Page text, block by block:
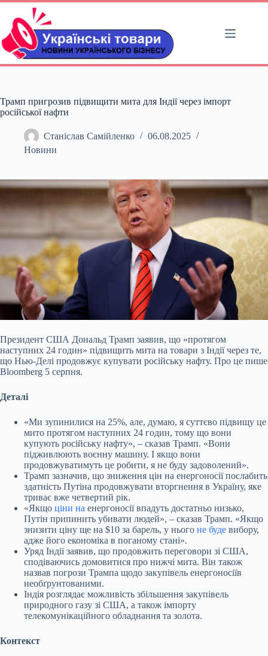
Перейти
вмісту
Трамп пригрозив підвищити мита для Індії через імпорт
російської нафти
Станіслав Самійленко
06.08.2025
Новини
Президент США Дональд Трамп заявив, що «протягом
наступних 24 годин» підвищить мита на товари з Індії через те,
що Нью-Делі продовжує купувати російську нафту. Про це пише
Bloomberg 5 серпня.
Деталі
«Ми зупинилися на 25%, але, думаю, я суттєво підвищу це
мито протягом наступних 24 годин, тому що вони
купують російську нафту», – сказав Трамп. «Вони
підживлюють воєнну машину. І якщо вони
продовжуватимуть це робити, я не буду задоволений».
Трамп зазначив, що зниження цін на енергоносії послабить
здатність Путіна продовжувати вторгнення в Україну, яке
триває вже четвертий рік.
«Якщо ціни на енергоносії впадуть достатньо низько,
Путін припинить убивати людей», – сказав Трамп. «Якщо
знизити ціну ще на $10 за барель, у нього не буде вибору,
адже його економіка в поганому стані».
Уряд Індії заявив, що продовжить переговори зі США,
сподіваючись домовитися про нижчі мита. Він також
назвав погрози Трампа щодо закупівель енергоносіїв
необґрунтованими.
Індія розглядає можливість збільшення закупівель
природного газу зі США, а також імпорту
телекомунікаційного обладнання та золота.
Контекст